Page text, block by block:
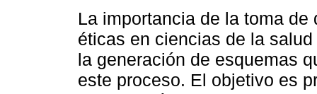
La importancia de la toma de
éticas en ciencias de la
la generación de esquemas
este proceso. El objetivo es